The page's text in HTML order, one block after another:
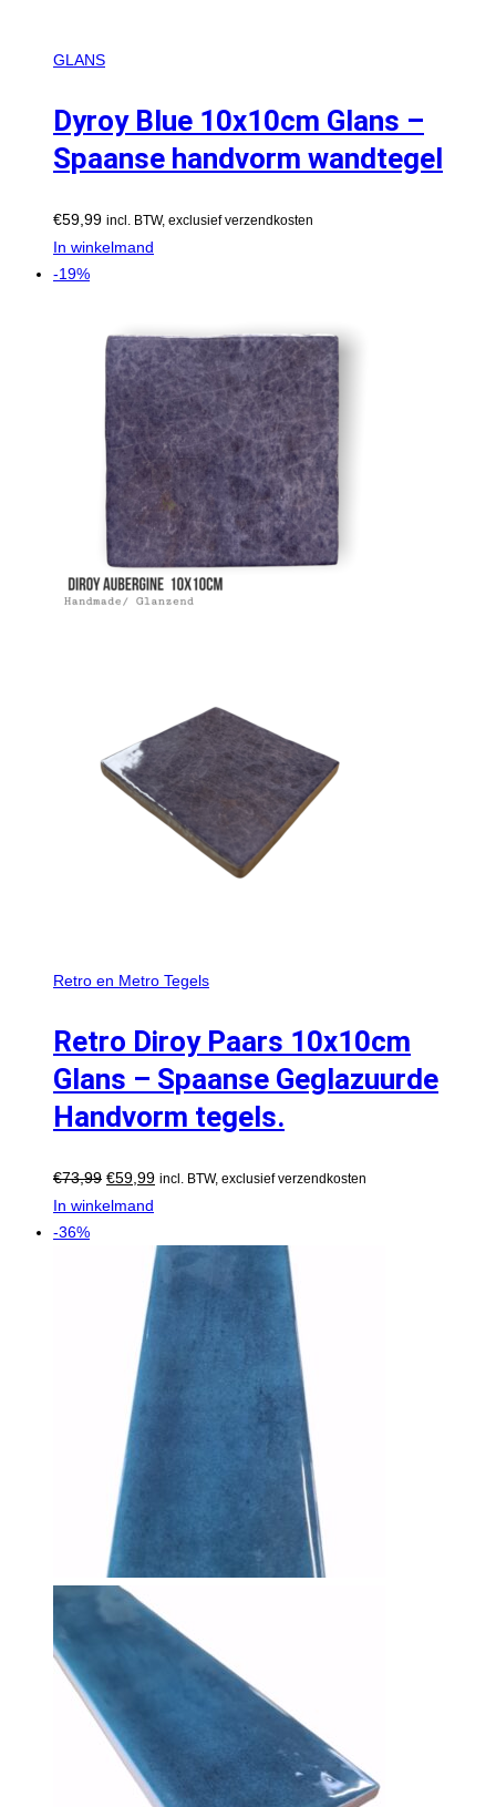
GLANS
Dyroy Blue 10x10cm Glans –
Spaanse handvorm wandtegel
€59,99 incl. BTW, exclusief verzendkosten
In winkelmand
-19%
Retro en Metro Tegels
Retro Diroy Paars 10x10cm
Glans – Spaanse Geglazuurde
Handvorm tegels.
€73,99 €59,99 incl. BTW, exclusief verzendkosten
In winkelmand
-36%